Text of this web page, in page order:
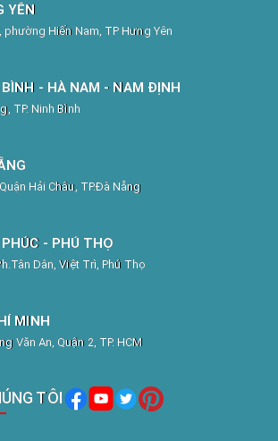
YÊN
phường Hiến Nam, TP Hưng Yên
- HÀ NAM - NAM ĐỊNH
TP. Ninh Bình
Hải Châu, TP.Đà Nẵng
- PHÚ THỌ
Dân, Việt Trì, Phú Thọ
MINH
Văn An, Quận 2, TP. HCM
TÔI